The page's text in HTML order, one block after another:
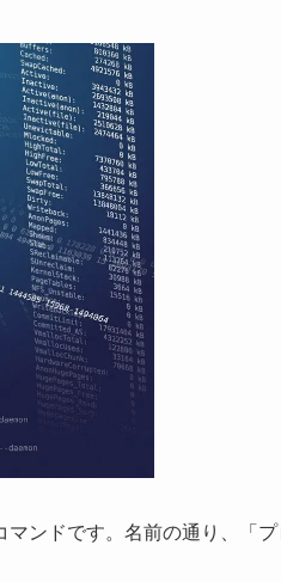
ンドです。名前の通り、「プ